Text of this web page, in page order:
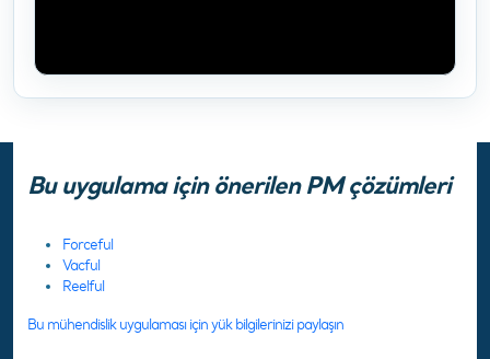
Bu uygulama için önerilen PM çözümleri
Forceful
Vacful
Reelful
Bu mühendislik uygulaması için yük bilgilerinizi paylaşın